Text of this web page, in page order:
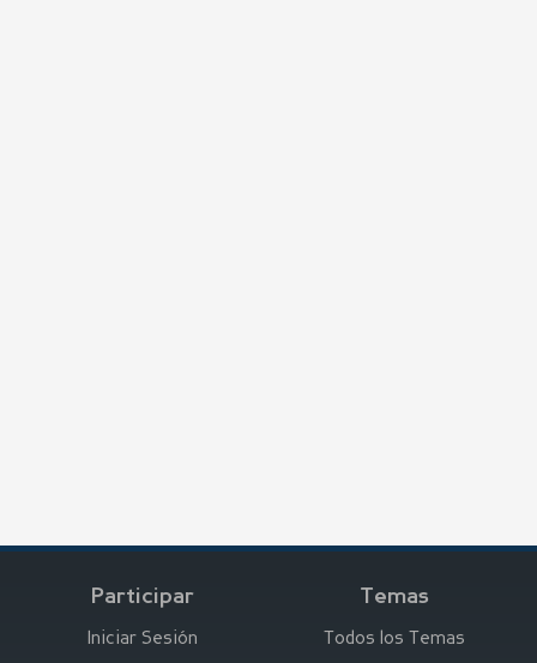
Participar
Iniciar Sesión
Temas
Todos los Temas